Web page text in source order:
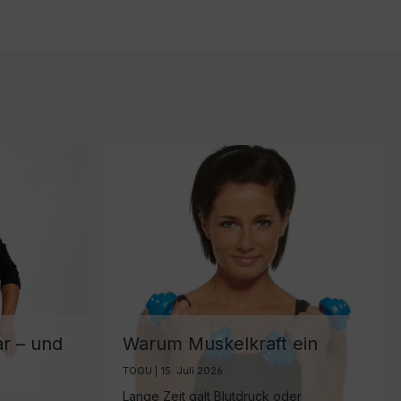
– und
Warum Muskelkraft ein
wichtiger Biomarker für
gesundes Altern ist
TOGU | 15. Juli 2026
Lange Zeit galt Blutdruck oder